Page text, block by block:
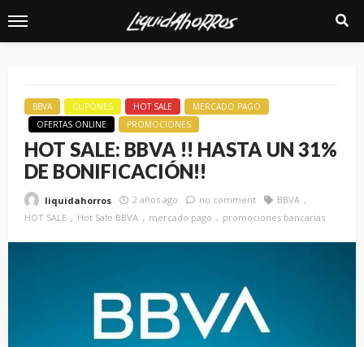
BBVA CUPONES HOT SALE
MERCADO PAGO
OFERTAS ONLINE
PROMOCIONES
HOT SALE: BBVA !! HASTA UN 31%
DE BONIFICACIÓN!!
liquidahorros 2 años ago no comment
BBVA
HOT SALE
Hot Sale BBVA mercado pago promociones bancarias